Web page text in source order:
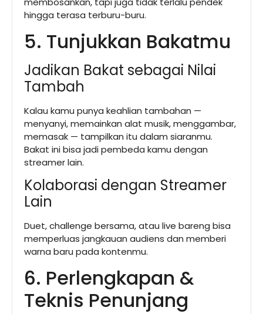
hingga terasa terburu-buru.
5. Tunjukkan Bakatmu
Jadikan Bakat sebagai Nilai
Tambah
Kalau kamu punya keahlian tambahan —
menyanyi, memainkan alat musik, menggambar,
memasak — tampilkan itu dalam siaranmu.
Bakat ini bisa jadi pembeda kamu dengan
streamer lain.
Kolaborasi dengan Streamer
Lain
Duet, challenge bersama, atau live bareng bisa
memperluas jangkauan audiens dan memberi
warna baru pada kontenmu.
6. Perlengkapan &
Teknis Penunjang